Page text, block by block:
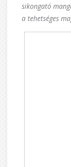
sikongató
a tehetséges